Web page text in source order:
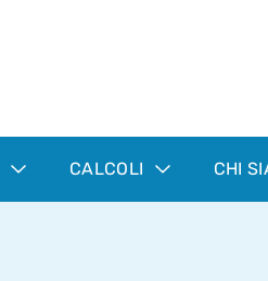
CALCOLI CHI